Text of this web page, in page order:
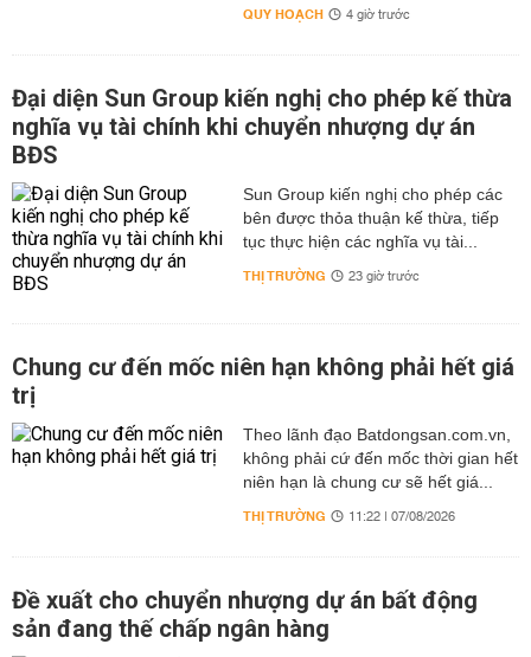
QUY HOẠCH 4 giờ trước
Đại diện Sun Group kiến nghị cho phép kế thừa
nghĩa vụ tài chính khi chuyển nhượng dự án
BĐS
Sun Group kiến nghị cho phép các
bên được thỏa thuận kế thừa, tiếp
tục thực hiện các nghĩa vụ tài...
THỊ TRƯỜNG 23 giờ trước
Chung cư đến mốc niên hạn không phải hết giá
trị
Theo lãnh đạo Batdongsan.com.vn,
không phải cứ đến mốc thời gian hết
niên hạn là chung cư sẽ hết giá...
THỊ TRƯỜNG 11:22 | 07/08/2026
Đề xuất cho chuyển nhượng dự án bất động
sản đang thế chấp ngân hàng